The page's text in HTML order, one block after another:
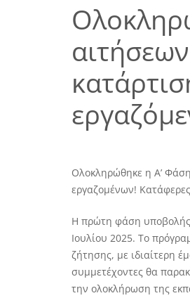
Ολοκληρώθηκε η Α’
εργαζομένων!
Η πρώτη φάση υποβολής
Ιουλίου 2025. Το
ζήτησης, με ιδιαίτερη
συμμετέχοντες θα
την ολοκλήρωση της